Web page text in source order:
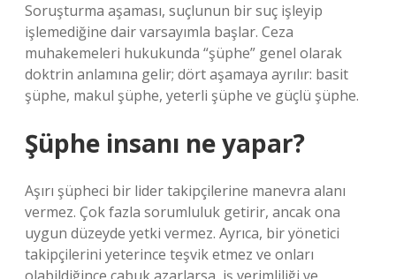
Soruşturma aşaması, suçlunun bir suç işleyip
işlemediğine dair varsayımla başlar. Ceza
muhakemeleri hukukunda “şüphe” genel olarak
doktrin anlamına gelir; dört aşamaya ayrılır: basit
şüphe, makul şüphe, yeterli şüphe ve güçlü şüphe.
Şüphe insanı ne yapar?
Aşırı şüpheci bir lider takipçilerine manevra alanı
vermez. Çok fazla sorumluluk getirir, ancak ona
uygun düzeyde yetki vermez. Ayrıca, bir yönetici
takipçilerini yeterince teşvik etmez ve onları